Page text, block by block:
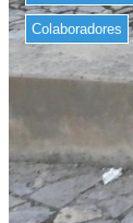
Colaboradores